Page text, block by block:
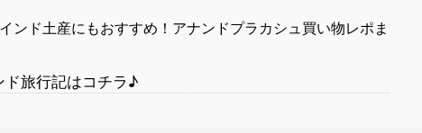
ンド土産にもおすすめ！アナンドプラカシュ買い物レポま
ド旅行記はコチラ♪